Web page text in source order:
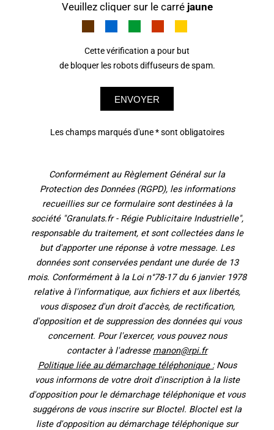
Veuillez cliquer sur le carré jaune
Cette vérification a pour but
de bloquer les robots diffuseurs de spam.
ENVOYER
Les champs marqués d'une * sont obligatoires
Conformément au Règlement Général sur la
Protection des Données (RGPD), les informations
recueillies sur ce formulaire sont destinées à la
société "Granulats.fr - Régie Publicitaire Industrielle",
responsable du traitement, et sont collectées dans le
but d'apporter une réponse à votre message. Les
données sont conservées pendant une durée de 13
mois. Conformément à la Loi n°78-17 du 6 janvier 1978
relative à l'informatique, aux fichiers et aux libertés,
vous disposez d'un droit d'accès, de rectification,
d'opposition et de suppression des données qui vous
concernent. Pour l'exercer, vous pouvez nous
contacter à l'adresse manon@rpi.fr
Politique liée au démarchage téléphonique :Nous
vous informons de votre droit d'inscription à la liste
d'opposition pour le démarchage téléphonique et vous
suggérons de vous inscrire sur Bloctel. Bloctel est la
liste d'opposition au démarchage téléphonique sur